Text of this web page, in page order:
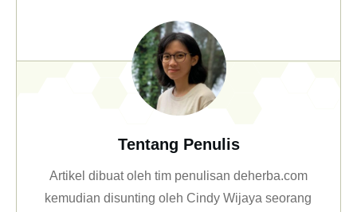
Tentang Penulis
Artikel dibuat oleh tim penulisan deherba.com
kemudian disunting oleh Cindy Wijaya seorang